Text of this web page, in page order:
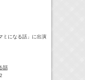
ミになる話」に出演
話